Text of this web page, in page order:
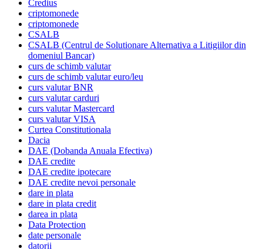
Credius
criptomonede
criptomonede
CSALB
CSALB (Centrul de Solutionare Alternativa a Litigiilor din
domeniul Bancar)
curs de schimb valutar
curs de schimb valutar euro/leu
curs valutar BNR
curs valutar carduri
curs valutar Mastercard
curs valutar VISA
Curtea Constitutionala
Dacia
DAE (Dobanda Anuala Efectiva)
DAE credite
DAE credite ipotecare
DAE credite nevoi personale
dare in plata
dare in plata credit
darea in plata
Data Protection
date personale
datorii